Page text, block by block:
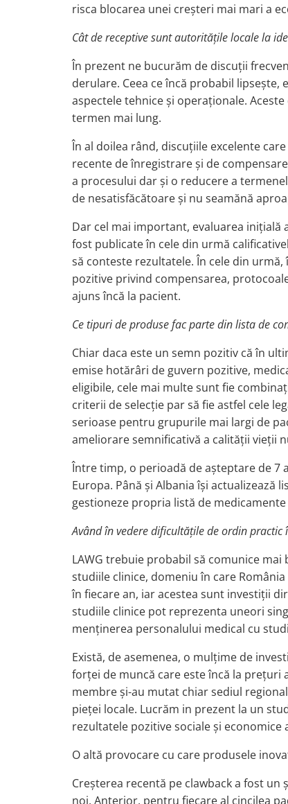
risca blocarea unei creșteri mai mari a
Cât de receptive sunt autoritățile locale la
În prezent ne bucurăm de discuții
derulare. Ceea ce încă probabil
aspectele tehnice și operaționale.
termen mai lung.
În al doilea rând, discuțiile excelente
recente de înregistrare și de
a procesului dar și o reducere a
de nesatisfăcătoare și nu seamănă
Dar cel mai important, evaluarea inițială
fost publicate în cele din urmă
să conteste rezultatele. În cele din
pozitive privind compensarea,
ajuns încă la pacient.
Ce tipuri de produse fac parte din lista de
Chiar daca este un semn pozitiv că în
emise hotărâri de guvern pozitive,
eligibile, cele mai multe sunt fie
criterii de selecție par să fie astfel cele
serioase pentru grupurile mai largi de
ameliorare semnificativă a calității vieții
Între timp, o perioadă de așteptare de 7
Europa. Până și Albania își actualizează
gestioneze propria listă de
Având în vedere dificultățile de ordin
LAWG trebuie probabil să comunice
studiile clinice, domeniu în care
în fiecare an, iar acestea sunt investiții
studiile clinice pot reprezenta uneori
menținerea personalului medical cu
Există, de asemenea, o mulțime de
forței de muncă care este încă la prețuri
membre și-au mutat chiar sediul
pieței locale. Lucrăm in prezent la un
rezultatele pozitive sociale și economice
O altă provocare cu care produsele
Creșterea recentă pe clawback a fost
noi. Anterior, pentru fiecare al cincilea